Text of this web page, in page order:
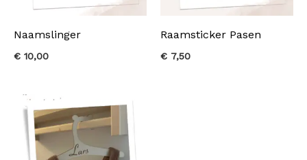
Naamslinger
€ 10,00
Raamsticker Pasen
€ 7,50